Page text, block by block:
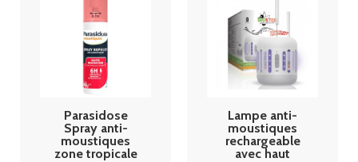
Parasidose
Spray anti-
moustiques
zone tropicale
Lampe anti-
moustiques
rechargeable
avec haut